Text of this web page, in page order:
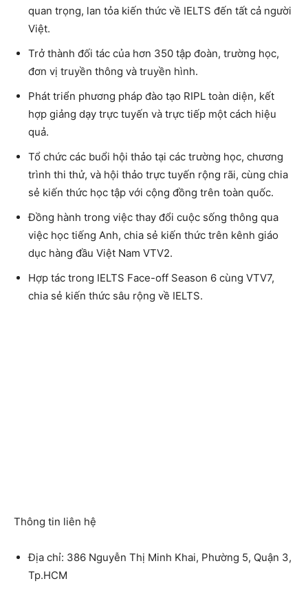
quan trọng, lan tỏa kiến thức về IELTS đến tất cả người
Việt.
Trở thành đối tác của hơn 350 tập đoàn, trường học,
đơn vị truyền thông và truyền hình.
Phát triển phương pháp đào tạo RIPL toàn diện, kết
hợp giảng dạy trực tuyến và trực tiếp một cách hiệu
quả.
Tổ chức các buổi hội thảo tại các trường học, chương
trình thi thử, và hội thảo trực tuyến rộng rãi, cùng chia
sẻ kiến thức học tập với cộng đồng trên toàn quốc.
Đồng hành trong việc thay đổi cuộc sống thông qua
việc học tiếng Anh, chia sẻ kiến thức trên kênh giáo
dục hàng đầu Việt Nam VTV2.
Hợp tác trong IELTS Face-off Season 6 cùng VTV7,
chia sẻ kiến thức sâu rộng về IELTS.
Thông tin liên hệ
Địa chỉ: 386 Nguyễn Thị Minh Khai, Phường 5, Quận 3,
Tp.HCM